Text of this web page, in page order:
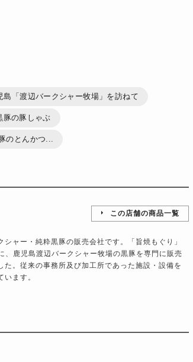
島「渡辺バークシャー牧場」を訪ねて
豚の豚しゃぶ
のとんかつ...
この店舗の商品一覧
ャー・純粋黒豚の販売会社です。「旨焼もぐり」
鹿児島渡辺バークシャー牧場の黒豚を専門に販売
。従来の事務所及び加工所であった施設・設備を
ます。